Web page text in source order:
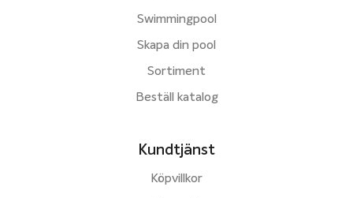
Swimmingpool
Skapa din pool
Sortiment
Beställ katalog
Kundtjänst
Köpvillkor